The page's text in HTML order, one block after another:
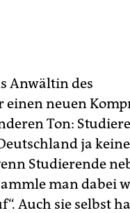
Anwältin des
einen neuen
Ton:
ja keine
Studierende
man dabei
Auch sie selbst